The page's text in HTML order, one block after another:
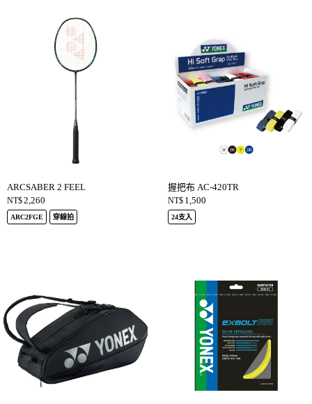
ARCSABER 2 FEEL
NT$2,260
ARC2FGE 穿線拍
握把布 AC-420TR
NT$ 1,500
24支入